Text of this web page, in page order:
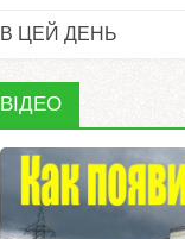
В ЦЕЙ ДЕНЬ
ВІДЕО